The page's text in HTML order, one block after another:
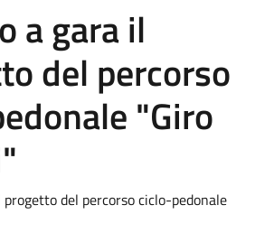
a gara il
del percorso
"Giro
del percorso ciclo-pedonale